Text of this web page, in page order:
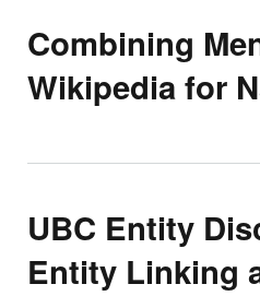
Combining
Wikipedia for
UBC Entity
Entity Linking